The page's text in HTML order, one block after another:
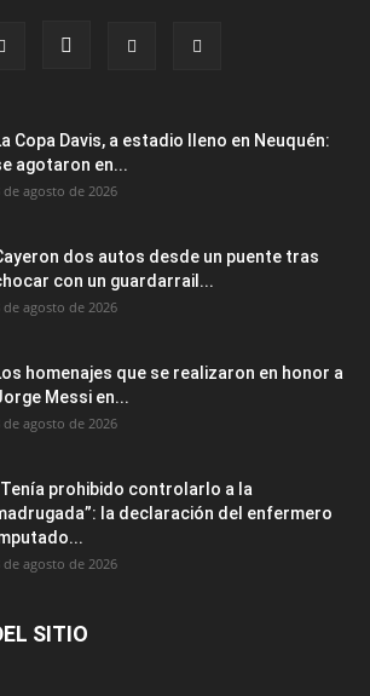
Copa Davis, a estadio lleno en Neuquén:
agotaron en...
de agosto de 2026
dos autos desde un puente tras
con un guardarrail...
de agosto de 2026
homenajes que se realizaron en honor a
Messi en...
de agosto de 2026
prohibido controlarlo a la
la declaración del enfermero
de agosto de 2026
SITIO